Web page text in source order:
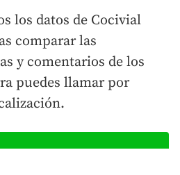
los datos de Cocivial
comparar las
y comentarios de los
puedes llamar por